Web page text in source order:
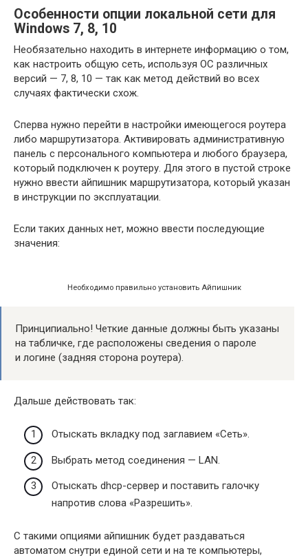
Особенности опции локальной сети для
Windows 7, 8, 10
Необязательно находить в интернете информацию о том,
как настроить общую сеть, используя ОС различных
версий — 7, 8, 10 — так как метод действий во всех
случаях фактически схож.
Сперва нужно перейти в настройки имеющегося роутера
либо маршрутизатора. Активировать административную
панель с персонального компьютера и любого браузера,
который подключен к роутеру. Для этого в пустой строке
нужно ввести айпишник маршрутизатора, который указан
в инструкции по эксплуатации.
Если таких данных нет, можно ввести последующие
значения:
Необходимо правильно установить Айпишник
Принципиально! Четкие данные должны быть указаны
на табличке, где расположены сведения о пароле
и логине (задняя сторона роутера).
Дальше действовать так:
Отыскать вкладку под заглавием «Сеть».
Выбрать метод соединения — LAN.
Отыскать dhcp-сервер и поставить галочку
напротив слова «Разрешить».
С такими опциями айпишник будет раздаваться
автоматом снутри единой сети и на те компьютеры,